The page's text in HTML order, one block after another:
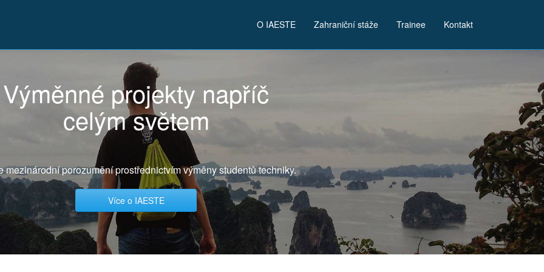
O IAESTE Zahraniční stáže Trainee Kontakt
Výměnné projekty napříč
celým světem
mezinárodní porozumění prostřednictvím výměny studentů techniky.
Více o IAESTE